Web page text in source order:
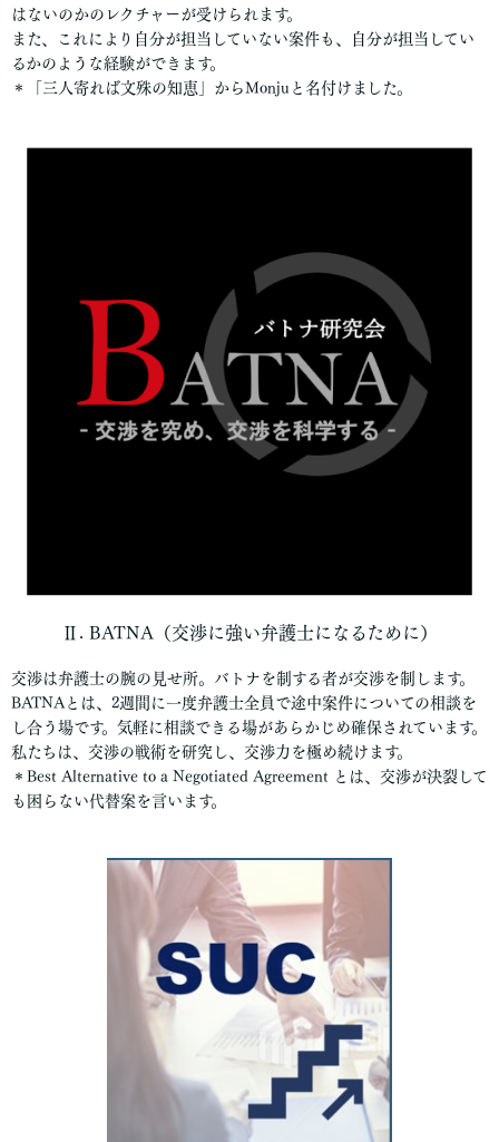
はないのかのレクチャーが受けられます。​
また、これにより自分が担当していない案件も、自分が担当してい
るかのような経験ができます。
＊「三人寄れば文殊の知恵」からMonjuと名付けました。
Ⅱ. BATNA（交渉に強い弁護士になるために）
交渉は弁護士の腕の見せ所。バトナを制する者が交渉を制します。
BATNAとは、2週間に​一度弁護士全員で途中案件についての相談を
し合う場です。気軽に相談できる場があらかじめ確保されています。
私たちは、交渉の戦術を研究し、交渉力を極め続けます。
＊Best Alternative to a Negotiated Agreement とは、交渉が決裂して
も困らない代替案を言います。